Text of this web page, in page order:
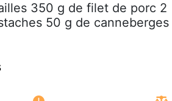
350 g de filet de porc 2
50 g de canneberges